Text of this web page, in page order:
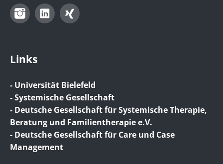
InstagramLinkedIn
Links
- Universität Bielefeld
- Systemische Gesellschaft
- Deutsche Gesellschaft für Systemische Therapie,
Beratung und Familientherapie e.V.
- Deutsche Gesellschaft für Care und Case
Management